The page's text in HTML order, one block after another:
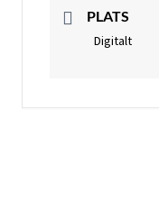
PLATS
Digitalt